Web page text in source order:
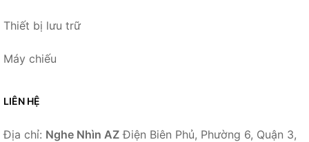
Thiết bị lưu trữ
Máy chiếu
LIÊN HỆ
Địa chỉ: Nghe Nhìn AZ Điện Biên Phủ, Phường 6, Quận 3,